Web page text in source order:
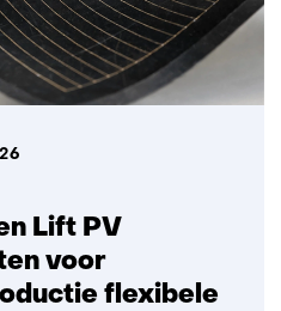
Lift PV
voor
flexibele